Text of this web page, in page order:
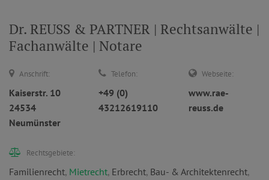
Dr. REUSS & PARTNER | Rechtsanwälte |
Fachanwälte | Notare
Anschrift:
Kaiserstr. 10
24534
Neumünster
Telefon:
+49 (0)
43212619110
Webseite:
www.rae-
reuss.de
Rechtsgebiete:
Familienrecht, Mietrecht, Erbrecht, Bau- & Architektenrecht,